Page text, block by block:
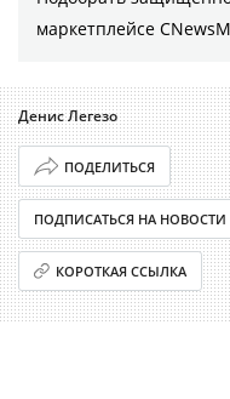
маркетплейсе
Денис Легезо
ПОДЕЛИТЬСЯ
ПОДПИСАТЬСЯ НА НОВОСТИ
КОРОТКАЯ ССЫЛКА